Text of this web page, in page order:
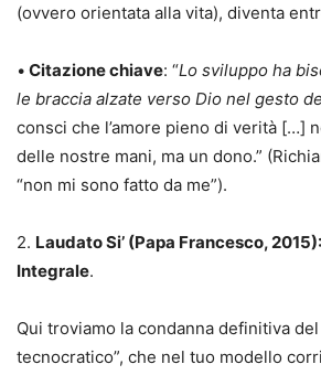
(ovvero orientata alla vita), diventa
• Citazione chiave: “Lo sviluppo ha
le braccia alzate verso Dio nel gesto
consci che l’amore pieno di verità […]
delle nostre mani, ma un dono.”
“non mi sono fatto da me”).
2. Laudato Si’ (Papa Francesco,
Integrale.
Qui troviamo la condanna definitiva del
tecnocratico”, che nel tuo modello